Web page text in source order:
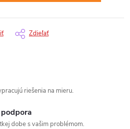
Zdieľať
riešenia na mieru.
dobe s vašim problémom.